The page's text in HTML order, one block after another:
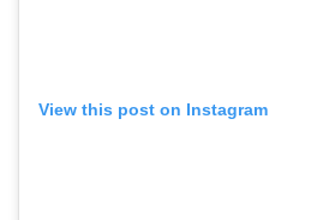
View this post on Instagram